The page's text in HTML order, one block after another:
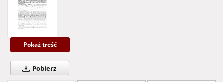
Pokaż treść
Pobierz